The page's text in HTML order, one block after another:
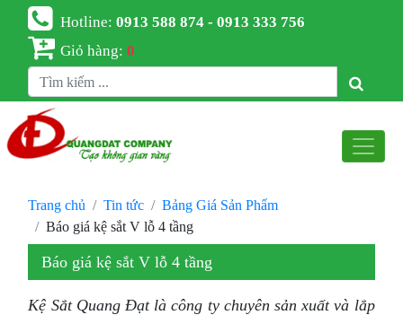
Hotline:0913 588 874 - 0913 333 756
Giỏ hàng:0
Trang chủ Tin tức
Bảng Giá Sản Phẩm
Báo giá kệ sắt V lỗ 4 tầng
Báo giá kệ sắt V lỗ 4 tầng
Kệ Sắt Quang Đạt là công ty chuyên sản xuất và lắp